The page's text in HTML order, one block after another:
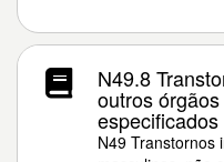
N49.8
outros
especificados
N49 Transtornos